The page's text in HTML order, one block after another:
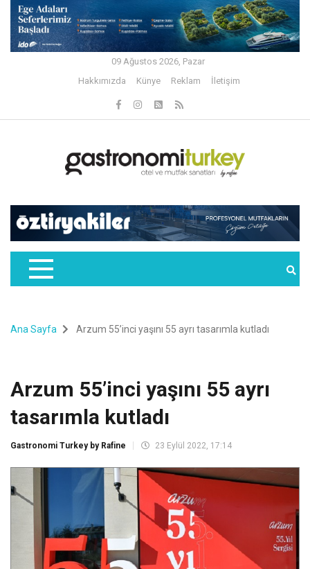
09 Ağustos 2026, Pazar
Hakkımızda
Künye Reklam İletişim
Ana Sayfa Arzum 55’inci yaşını 55 ayrı tasarımla kutladı
Arzum 55’inci yaşını 55 ayrı
tasarımla kutladı
Gastronomi Turkey by Rafine 23 Eylül 2022, 17:14